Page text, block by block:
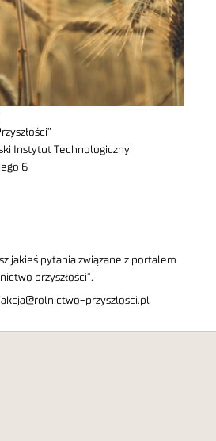
Instytut Technologiczny
6
jakieś pytania związane z portalem
przyszłości”.
przyszlosci.pl